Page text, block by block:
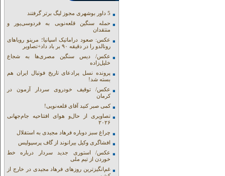
5 داور بوشهری مجوز لیگ برتر گرفتند
حمله سنگین قلعه‌نویی به فردوسی‌پور و
منتقدان
عکس: صعود دراماتیک اسپانیا؛ مرینو رویاهای
رونالدو را در دقیقه ۹۰ بر باد داد+تصاویر
عکس/ دیس سنگین مصری‌ها به شجاع
خلیل‌زاده
پرونده نسل پرادعای تاریخ فوتبال ایران هم
بسته شد!
عکس/ توقیف خودروی سردار آزمون در
کرمان
کمی صبر کنید آقای قلعه‌نویی!
تصاویری از حال‌و هوای افتتاحیه جام‌جهانی
۲۰۲۶
چراغ سبز دوباره فرهاد مجیدی به استقلال
افشاگری وکیل بیرانوند از گاف‌ پرسپولیس
عکس/ استوری جدید سردار درباره خط
خوردن از تیم ملی
غم‌انگیزترین روزهای فرهاد مجیدی در خارج از